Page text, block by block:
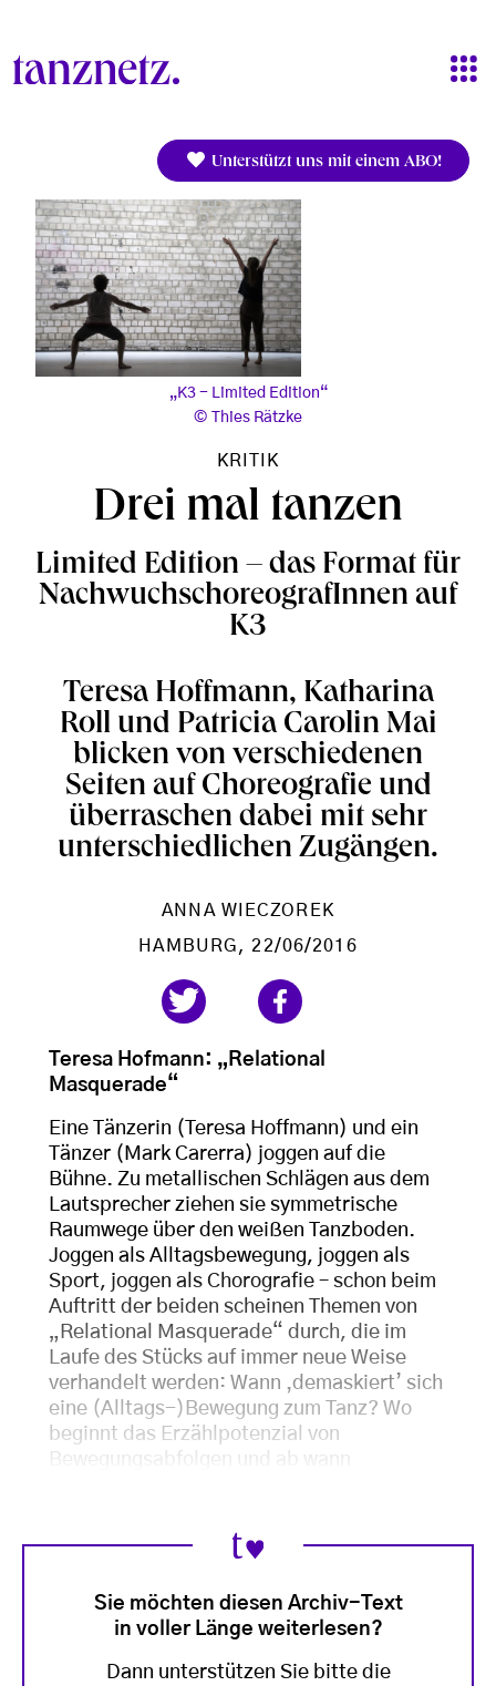
Unterstützt uns mit einem ABO!
„K3 - Limited Edition“
Thies Rätzke
KRITIK
Drei mal tanzen
Limited Edition – das Format für
NachwuchschoreografInnen auf
K3
Teresa Hoffmann, Katharina
Roll und Patricia Carolin Mai
blicken von verschiedenen
Seiten auf Choreografie und
überraschen dabei mit sehr
unterschiedlichen Zugängen.
ANNA WIECZOREK
HAMBURG , 22/06/2016
Teresa Hofmann: „Relational
Masquerade“
Eine Tänzerin (Teresa Hoffmann) und ein
Tänzer (Mark Carerra) joggen auf die
Bühne. Zu metallischen Schlägen aus dem
Lautsprecher ziehen sie symmetrische
Raumwege über den weißen Tanzboden.
Joggen als Alltagsbewegung, joggen als
Sport, joggen als Chorografie – schon beim
Auftritt der beiden scheinen Themen von
„Relational Masquerade“ durch, die im
Laufe des Stücks auf immer neue Weise
verhandelt werden: Wann ‚demaskiert’ sich
eine (Alltags-)Bewegung zum Tanz? Wo
beginnt das Erzählpotenzial von
Sie möchten diesen Archiv-Text
in voller Länge weiterlesen?
Dann unterstützen Sie bitte die